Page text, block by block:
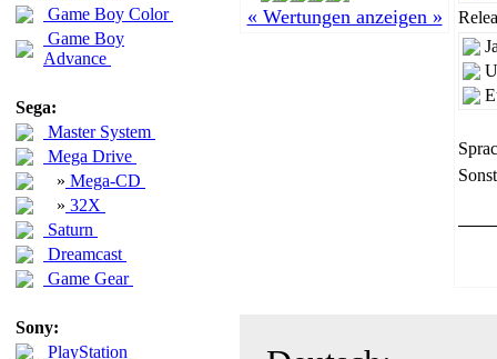
Game Boy Color
Game Boy
Advance
Sega:
Master System
Mega Drive
» Mega-CD
» 32X
Saturn
Dreamcast
Game Gear
Sony:
PlayStation
« Wertungen anzeigen »